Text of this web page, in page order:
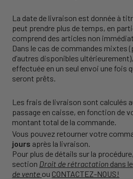
La date de livraison est donnée à
peut prendre plus de temps, en
comprend des articles non
Dans le cas de commandes mixtes
d’autres disponibles
effectuée en un seul envoi une fois
seront prêts.
Les frais de livraison sont calculés
passage en caisse, en fonction de
montant total de la commande.
Vous pouvez retourner votre
jours après la livraison.
Pour plus de détails sur la
section Droit de rétractation dans
de vente ou CONTACTEZ-NOUS!